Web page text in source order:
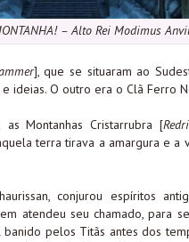
– Alto Rei Modimus
], que se situaram ao
ideias. O outro era o Clã Ferro
Montanhas Cristarrubra [
terra tirava a amargura e
conjurou espíritos
atendeu seu chamado, para
pelos Titãs antes dos